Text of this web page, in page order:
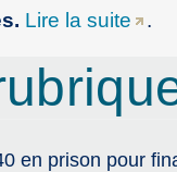
Lire la suite .
en prison pour